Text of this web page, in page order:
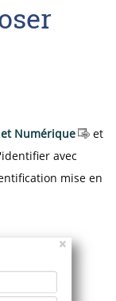
Numérique
et
avec
mise en